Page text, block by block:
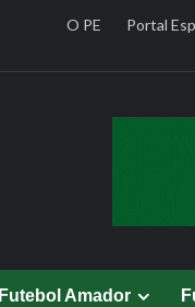
O PE Portal
Futebol Amador